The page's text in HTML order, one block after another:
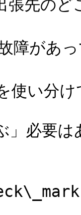
張先の
障があ
使い分
」必要は